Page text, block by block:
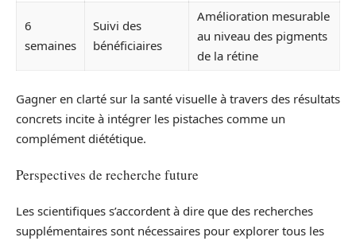
6
semaines
Suivi des
bénéficiaires
Amélioration mesurable
au niveau des pigments
de la rétine
Gagner en clarté sur la santé visuelle à travers des résultats
concrets incite à intégrer les pistaches comme un
complément diététique.
Perspectives de recherche future
Les scientifiques s’accordent à dire que des recherches
supplémentaires sont nécessaires pour explorer tous les